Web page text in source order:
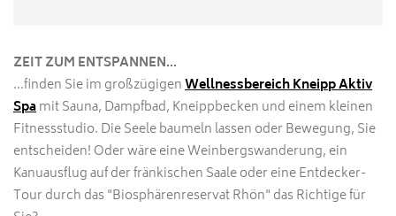
ZEIT ZUM ENTSPANNEN...
...finden Sie im großzügigenWellnessbereich Kneipp Aktiv
Spamit Sauna, Dampfbad, Kneippbecken und einem kleinen
Fitnessstudio. Die Seele baumeln lassen oder Bewegung, Sie
entscheiden! Oder wäre eine Weinbergswanderung, ein
Kanuausflug auf der fränkischen Saale oder eine Entdecker-
Tour durch das "Biosphärenreservat Rhön" das Richtige für